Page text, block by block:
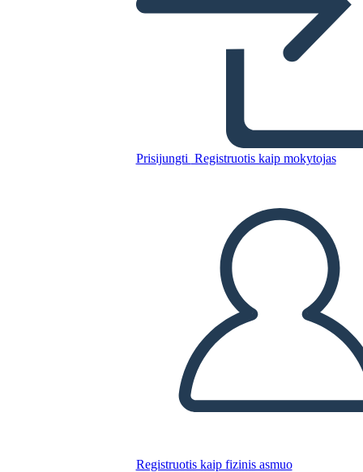
Prisijungti Registruotis kaip mokytojas
Registruotis kaip fizinis asmuo
PALEISTI SKAIDRIŲ DEMONSTRACIJĄ
SKAITYK MAN